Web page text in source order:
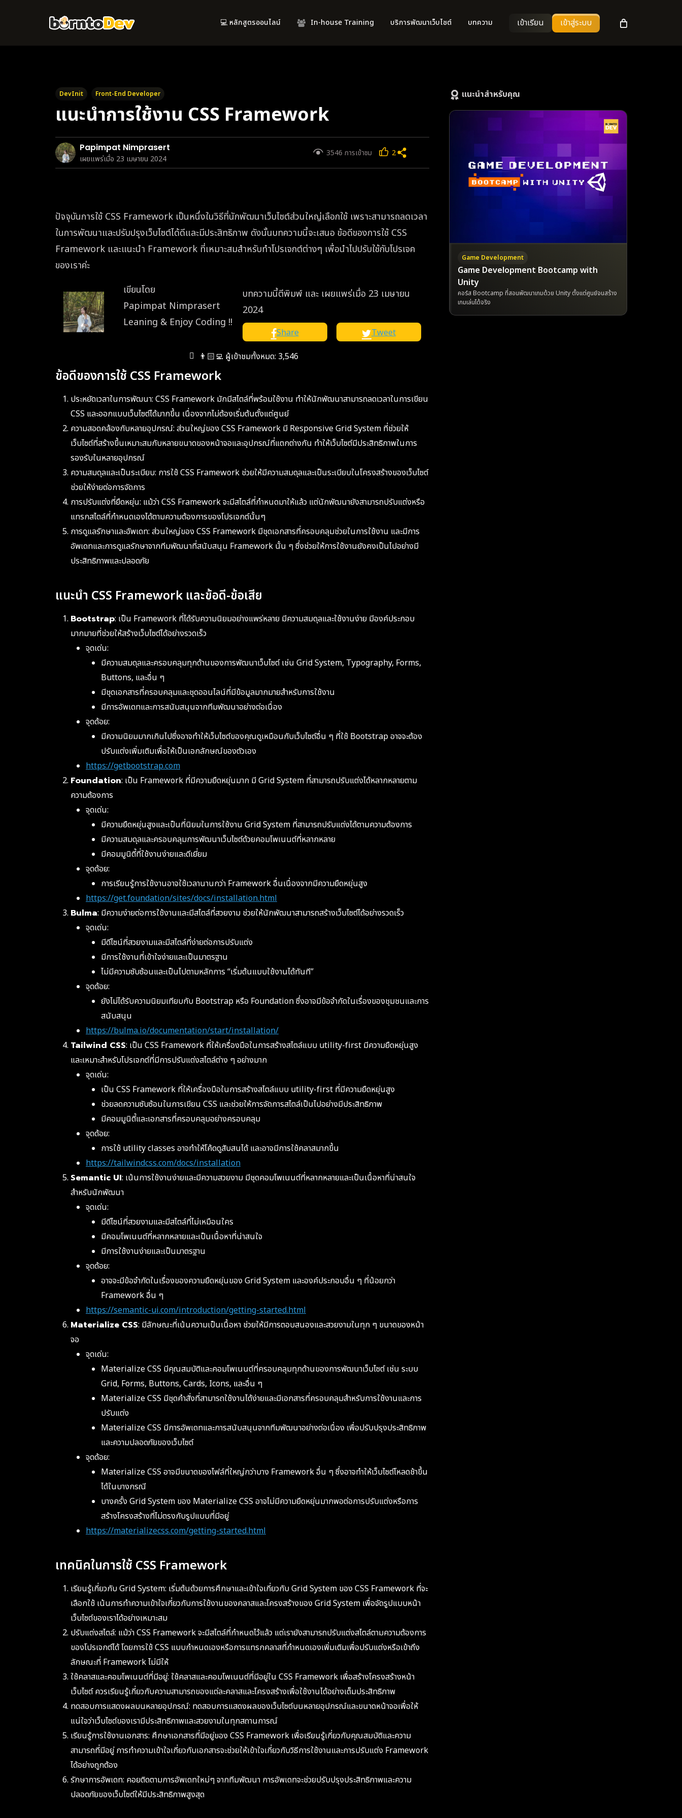
💻 หลักสูตรออนไลน์ In-house Training บริการพัฒนาเว็บไซต์ บทความ เข้าเรียน เข้าสู่ระบบ
DevInit Front-End Developer
แนะนำการใช้งาน CSS Framework
Papimpat Nimprasert
เผยแพร่เมื่อ 23 เมษายน 2024
3546 การเข้าชม 2
ปัจจุบันการใช้ CSS Framework เป็นหนึ่งในวิธีที่นักพัฒนาเว็บไซต์ส่วนใหญ่เลือกใช้ เพราะสามารถลดเวลา
ในการพัฒนาและปรับปรุงเว็บไซต์ได้ดีและมีประสิทธิภาพ ดังนั้นบทความนี้จะเสนอ ข้อดีของการใช้ CSS
Framework และแนะนำ Framework ที่เหมาะสมสำหรับทำโปรเจกต์ต่างๆ เพื่อนำไปปรับใช้กับโปรเจค
ของเราค่ะ
เขียนโดย
Papimpat Nimprasert
Leaning & Enjoy Coding !!
บทความนี้ตีพิมพ์ และ เผยแพร่เมื่อ 23 เมษายน
2024
Share
Tweet
👨🏻‍💻 ผู้เข้าชมทั้งหมด: 3,546
ข้อดีของการใช้ CSS Framework
ประหยัดเวลาในการพัฒนา: CSS Framework มักมีสไตล์ที่พร้อมใช้งาน ทำให้นักพัฒนาสามารถลดเวลาในการเขียน
CSS และออกแบบเว็บไซต์ได้มากขึ้น เนื่องจากไม่ต้องเริ่มต้นตั้งแต่ศูนย์
ความสอดคล้องกับหลายอุปกรณ์: ส่วนใหญ่ของ CSS Framework มี Responsive Grid System ที่ช่วยให้
เว็บไซต์ที่สร้างขึ้นเหมาะสมกับหลายขนาดของหน้าจอและอุปกรณ์ที่แตกต่างกัน ทำให้เว็บไซต์มีประสิทธิภาพในการ
รองรับในหลายอุปกรณ์
ความสมดุลและเป็นระเบียบ: การใช้ CSS Framework ช่วยให้มีความสมดุลและเป็นระเบียบในโครงสร้างของเว็บไซต์
ช่วยให้ง่ายต่อการจัดการ
การปรับแต่งที่ยืดหยุ่น: แม้ว่า CSS Framework จะมีสไตล์ที่กำหนดมาให้แล้ว แต่นักพัฒนายังสามารถปรับแต่งหรือ
แทรกสไตล์ที่กำหนดเองได้ตามความต้องการของโปรเจกต์นั้นๆ
การดูแลรักษาและอัพเดท: ส่วนใหญ่ของ CSS Framework มีชุดเอกสารที่ครอบคลุมช่วยในการใช้งาน และมีการ
อัพเดทและการดูแลรักษาจากทีมพัฒนาที่สนับสนุน Framework นั้น ๆ ซึ่งช่วยให้การใช้งานยังคงเป็นไปอย่างมี
ประสิทธิภาพและปลอดภัย
แนะนำ CSS Framework และข้อดี-ข้อเสีย
Bootstrap: เป็น Framework ที่ได้รับความนิยมอย่างแพร่หลาย มีความสมดุลและใช้งานง่าย มีองค์ประกอบ
มากมายที่ช่วยให้สร้างเว็บไซต์ได้อย่างรวดเร็ว
จุดเด่น:
มีความสมดุลและครอบคลุมทุกด้านของการพัฒนาเว็บไซต์ เช่น Grid System, Typography, Forms,
Buttons, และอื่น ๆ
มีชุดเอกสารที่ครอบคลุมและชุดออนไลน์ที่มีข้อมูลมากมายสำหรับการใช้งาน
มีการอัพเดทและการสนับสนุนจากทีมพัฒนาอย่างต่อเนื่อง
จุดด้อย:
มีความนิยมมากเกินไปซึ่งอาจทำให้เว็บไซต์ของคุณดูเหมือนกับเว็บไซต์อื่น ๆ ที่ใช้ Bootstrap อาจจะต้อง
ปรับแต่งเพิ่มเติมเพื่อให้เป็นเอกลักษณ์ของตัวเอง
https://getbootstrap.com
Foundation: เป็น Framework ที่มีความยืดหยุ่นมาก มี Grid System ที่สามารถปรับแต่งได้หลากหลายตาม
ความต้องการ
จุดเด่น:
มีความยืดหยุ่นสูงและเป็นที่นิยมในการใช้งาน Grid System ที่สามารถปรับแต่งได้ตามความต้องการ
มีความสมดุลและครอบคลุมการพัฒนาเว็บไซต์ด้วยคอมโพเนนต์ที่หลากหลาย
มีคอมมูนิตี้ที่ใช้งานง่ายและดีเยี่ยม
จุดด้อย:
การเรียนรู้การใช้งานอาจใช้เวลานานกว่า Framework อื่นเนื่องจากมีความยืดหยุ่นสูง
https://get.foundation/sites/docs/installation.html
Bulma: มีความง่ายต่อการใช้งานและมีสไตล์ที่สวยงาม ช่วยให้นักพัฒนาสามารถสร้างเว็บไซต์ได้อย่างรวดเร็ว
จุดเด่น:
มีดีไซน์ที่สวยงามและมีสไตล์ที่ง่ายต่อการปรับแต่ง
มีการใช้งานที่เข้าใจง่ายและเป็นมาตรฐาน
ไม่มีความซับซ้อนและเป็นไปตามหลักการ “เริ่มต้นแบบใช้งานได้ทันที”
จุดด้อย:
ยังไม่ได้รับความนิยมเทียบกับ Bootstrap หรือ Foundation ซึ่งอาจมีข้อจำกัดในเรื่องของชุมชนและการ
สนับสนุน
https://bulma.io/documentation/start/installation/
Tailwind CSS: เป็น CSS Framework ที่ให้เครื่องมือในการสร้างสไตล์แบบ utility-first มีความยืดหยุ่นสูง
และเหมาะสำหรับโปรเจกต์ที่มีการปรับแต่งสไตล์ต่าง ๆ อย่างมาก
จุดเด่น:
เป็น CSS Framework ที่ให้เครื่องมือในการสร้างสไตล์แบบ utility-first ที่มีความยืดหยุ่นสูง
ช่วยลดความซับซ้อนในการเขียน CSS และช่วยให้การจัดการสไตล์เป็นไปอย่างมีประสิทธิภาพ
มีคอมมูนิตี้และเอกสารที่ครอบคลุมอย่างครอบคลุม
จุดด้อย:
การใช้ utility classes อาจทำให้โค้ดดูสับสนได้ และอาจมีการใช้คลาสมากขึ้น
https://tailwindcss.com/docs/installation
Semantic UI: เน้นการใช้งานง่ายและมีความสวยงาม มีชุดคอมโพเนนต์ที่หลากหลายและเป็นเนื้อหาที่น่าสนใจ
สำหรับนักพัฒนา
จุดเด่น:
มีดีไซน์ที่สวยงามและมีสไตล์ที่ไม่เหมือนใคร
มีคอมโพเนนต์ที่หลากหลายและเป็นเนื้อหาที่น่าสนใจ
มีการใช้งานง่ายและเป็นมาตรฐาน
จุดด้อย:
อาจจะมีข้อจำกัดในเรื่องของความยืดหยุ่นของ Grid System และองค์ประกอบอื่น ๆ ที่น้อยกว่า
Framework อื่น ๆ
https://semantic-ui.com/introduction/getting-started.html
Materialize CSS: มีลักษณะที่เน้นความเป็นเนื้อหา ช่วยให้มีการตอบสนองและสวยงามในทุก ๆ ขนาดของหน้า
จอ
จุดเด่น:
Materialize CSS มีคุณสมบัติและคอมโพเนนต์ที่ครอบคลุมทุกด้านของการพัฒนาเว็บไซต์ เช่น ระบบ
Grid, Forms, Buttons, Cards, Icons, และอื่น ๆ
Materialize CSS มีชุดคำสั่งที่สามารถใช้งานได้ง่ายและมีเอกสารที่ครอบคลุมสำหรับการใช้งานและการ
ปรับแต่ง
Materialize CSS มีการอัพเดทและการสนับสนุนจากทีมพัฒนาอย่างต่อเนื่อง เพื่อปรับปรุงประสิทธิภาพ
และความปลอดภัยของเว็บไซต์
จุดด้อย:
Materialize CSS อาจมีขนาดของไฟล์ที่ใหญ่กว่าบาง Framework อื่น ๆ ซึ่งอาจทำให้เว็บไซต์โหลดช้าขึ้น
ได้ในบางกรณี
บางครั้ง Grid System ของ Materialize CSS อาจไม่มีความยืดหยุ่นมากพอต่อการปรับแต่งหรือการ
สร้างโครงสร้างที่ไม่ตรงกับรูปแบบที่มีอยู่
https://materializecss.com/getting-started.html
เทคนิคในการใช้ CSS Framework
เรียนรู้เกี่ยวกับ Grid System: เริ่มต้นด้วยการศึกษาและเข้าใจเกี่ยวกับ Grid System ของ CSS Framework ที่จะ
เลือกใช้ เน้นการทำความเข้าใจเกี่ยวกับการใช้งานของคลาสและโครงสร้างของ Grid System เพื่อจัดรูปแบบหน้า
เว็บไซต์ของเราได้อย่างเหมาะสม
ปรับแต่งสไตล์: แม้ว่า CSS Framework จะมีสไตล์ที่กำหนดไว้แล้ว แต่เรายังสามารถปรับแต่งสไตล์ตามความต้องการ
ของโปรเจกต์ได้ โดยการใช้ CSS แบบกำหนดเองหรือการแทรกคลาสที่กำหนดเองเพิ่มเติมเพื่อปรับแต่งหรือเข้าถึง
ลักษณะที่ Framework ไม่มีให้
ใช้คลาสและคอมโพเนนต์ที่มีอยู่: ใช้คลาสและคอมโพเนนต์ที่มีอยู่ใน CSS Framework เพื่อสร้างโครงสร้างหน้า
เว็บไซต์ ควรเรียนรู้เกี่ยวกับความสามารถของแต่ละคลาสและโครงสร้างเพื่อใช้งานได้อย่างเต็มประสิทธิภาพ
ทดสอบการแสดงผลบนหลายอุปกรณ์: ทดสอบการแสดงผลของเว็บไซต์บนหลายอุปกรณ์และขนาดหน้าจอเพื่อให้
แน่ใจว่าเว็บไซต์ของเรามีประสิทธิภาพและสวยงามในทุกสถานการณ์
เรียนรู้การใช้งานเอกสาร: ศึกษาเอกสารที่มีอยู่ของ CSS Framework เพื่อเรียนรู้เกี่ยวกับคุณสมบัติและความ
สามารถที่มีอยู่ การทำความเข้าใจเกี่ยวกับเอกสารจะช่วยให้เข้าใจเกี่ยวกับวิธีการใช้งานและการปรับแต่ง Framework
ได้อย่างถูกต้อง
รักษาการอัพเดท: คอยติดตามการอัพเดทใหม่ๆ จากทีมพัฒนา การอัพเดทจะช่วยปรับปรุงประสิทธิภาพและความ
ปลอดภัยของเว็บไซต์ให้มีประสิทธิภาพสูงสุด
แนะนำสำหรับคุณ
Game Development
Game Development Bootcamp with
Unity
คอร์ส Bootcamp ที่สอนพัฒนาเกมด้วย Unity ตั้งแต่ศูนย์จนสร้าง
เกมเล่นได้จริง